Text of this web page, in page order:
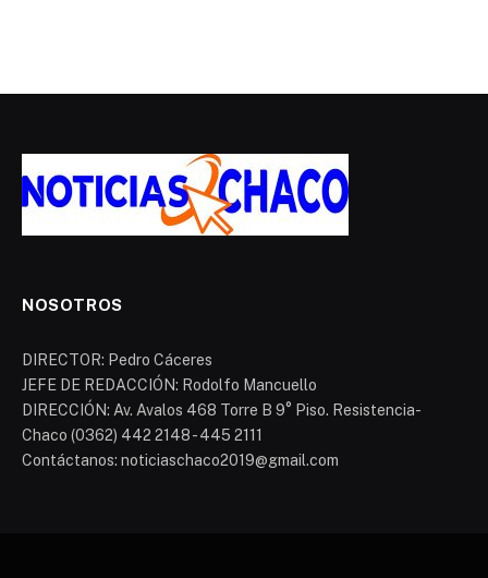
NOSOTROS
DIRECTOR: Pedro Cáceres
JEFE DE REDACCIÓN: Rodolfo Mancuello
DIRECCIÓN: Av. Avalos 468 Torre B 9° Piso. Resistencia-
Chaco (0362) 442 2148 - 445 2111
Contáctanos: noticiaschaco2019@gmail.com